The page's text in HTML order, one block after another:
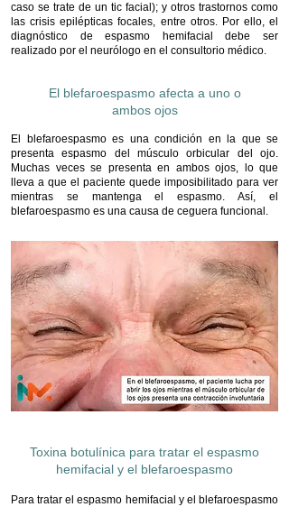
caso se trate de un tic facial); y otros trastornos como
las crisis epilépticas focales, entre otros. Por ello, el
diagnóstico de espasmo hemifacial debe ser
realizado por el neurólogo en el consultorio médico.
El blefaroespasmo afecta a uno o
ambos ojos
El blefaroespasmo es una condición en la que se
presenta espasmo del músculo orbicular del ojo.
Muchas veces se presenta en ambos ojos, lo que
lleva a que el paciente quede imposibilitado para ver
mientras se mantenga el espasmo. Así, el
blefaroespasmo es una causa de ceguera funcional.
Toxina botulínica para tratar el espasmo
hemifacial y el blefaroespasmo
Para tratar el espasmo hemifacial y el blefaroespasmo